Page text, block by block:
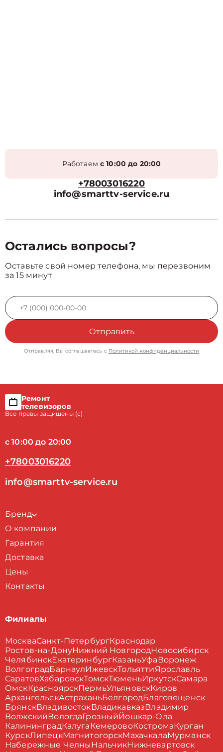
Работаем с 10:00 до 20:00
+78003016220
info@smarttv-service.ru
Остались вопросы?
Оставьте свой номер телефона, мы перезвоним
за 15 минут
Отправить
Отправляя, Вы соглашаетесь с Политикой конфиденциальности
Ремонт
телевизоров
Все правы защищены (с)
с 10:00 до 20:00
+78003016220
info@smarttv-service.ru
Бренд
О компании
Гарантия
Доставка
Цены
Контакты
Филиалы
МоскваСанкт-ПетербургКраснодар
Ростов-на-ДонуНижний НовгородНовосибирск
ЧелябинскЕкатеринбургКазаньУфа Воронеж
ВолгоградБарнаулИжевскТольяттиЯрославль
СаратовХабаровскТомскТюменьИркутскСамара
ОмскКрасноярскПермьУльяновскКиров
АрхангельскАстраханьБелгородБлаговещенск
БрянскВладивостокВладикавказВладимир
ВолжскийВологдаГрозныйЙошкар-Ола
КалининградКалуга КемеровоКостромаКурган
КурскЛипецкМагнитогорскМахачкалаМурманск
Набережные Челны НальчикНижневартовск